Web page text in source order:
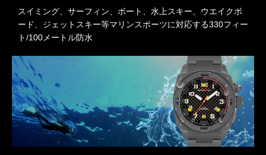
スイミング、サーフィン、ボート、水上スキー、ウエイクボ
ード、ジェットスキー等マリンスポーツに対応する330フィー
ト/100メートル防水